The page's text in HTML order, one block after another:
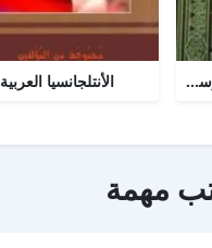
تحرير المرأة في عصر الرسالة جــ 2 الأنتلجانسيا العربية
مهمة